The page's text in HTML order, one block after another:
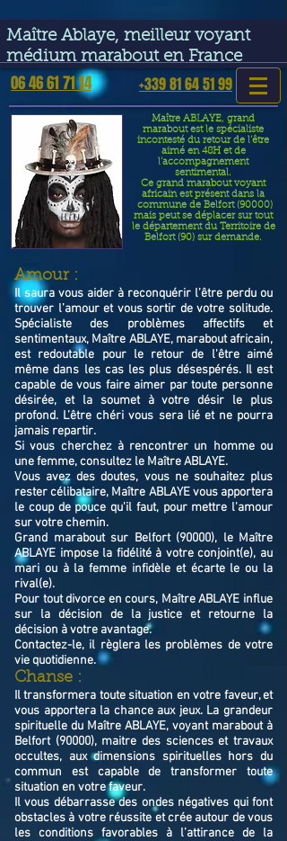
Maître Ablaye, meilleur voyant
médium marabout en France
06 46 61 71 14 +339 81 64 51 99
Maître ABLAYE, grand
marabout est le spécialiste
incontesté du retour de l’être
aimé en 48H et de
l’accompagnement
sentimental.
Ce grand marabout voyant
africain est présent dans la
commune de Belfort (90000)
mais peut se déplacer sur tout
le département du Territoire de
Belfort (90) sur demande.
​Amour :
Il saura vous aider à reconquérir l’être perdu ou
trouver l’amour et vous sortir de votre solitude.
Spécialiste des problèmes affectifs et
sentimentaux, Maître ABLAYE, marabout africain,
est redoutable pour le retour de l'être aimé
même dans les cas les plus désespérés. Il est
capable de vous faire aimer par toute personne
désirée, et la soumet à votre désir le plus
profond. L’être chéri vous sera lié et ne pourra
jamais repartir.
Si vous cherchez à rencontrer un homme ou
une femme, consultez le Maître ABLAYE.
Vous avez des doutes, vous ne souhaitez plus
rester célibataire, Maître ABLAYE vous apportera
le coup de pouce qu'il faut, pour mettre l'amour
sur votre chemin.
Grand marabout sur Belfort (90000), le Maître
ABLAYE impose la fidélité à votre conjoint(e), au
mari ou à la femme infidèle et écarte le ou la
rival(e).
Pour tout divorce en cours, Maître ABLAYE influe
sur la décision de la justice et retourne la
décision à votre avantage.
Contactez-le, il règlera les problèmes de votre
vie quotidienne.
Chanse :
Il transformera toute situation en votre faveur, et
vous apportera la chance aux jeux. La grandeur
spirituelle du Maître ABLAYE, voyant marabout à
Belfort (90000), maitre des sciences et travaux
occultes, aux dimensions spirituelles hors du
commun est capable de transformer toute
situation en votre faveur.
Il vous débarrasse des ondes négatives qui font
obstacles à votre réussite et crée autour de vous
les conditions favorables à l’attirance de la